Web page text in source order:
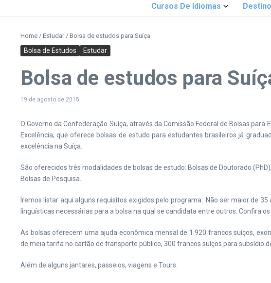
Cursos De Idiomas Destino
Home / Estudar / Bolsa de estudos para Suíça
Bolsa de Estudos Estudar
Bolsa de estudos para
19 de agosto de 2015
O Governo da Confederação Suíça, através da Comissão Federal de Bolsas
Excelência, que oferece bolsas de estudo para estudantes brasileiros já
excelência na Suíça.
São oferecidos três modalidades de bolsas de estudo: Bolsas de Doutorado
Bolsas de Pesquisa.
Iremos listar aqui alguns requisitos exigidos pelo programa: Não ser maior de
linguísticas necessárias para a bolsa na qual se candidata entre outros. Confira
As bolsas oferecem uma ajuda econômica mensal de 1.920 francos suíços,
de meia tarifa no cartão de transporte público, 300 francos suíços para subsídio
Além de alguns jantares, passeios, viagens e Tours.